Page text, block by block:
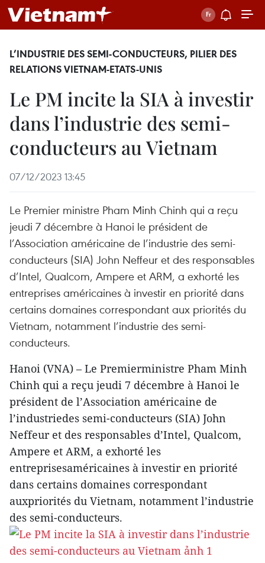
L’INDUSTRIE DES SEMI-CONDUCTEURS, PILIER DES
RELATIONS VIETNAM-ETATS-UNIS
Le PM incite la SIA à investir
dans l’industrie des semi-
conducteurs au Vietnam
07/12/2023 13:45
Le Premier ministre Pham Minh Chinh qui a reçu
jeudi 7 décembre à Hanoi le président de
l’Association américaine de l’industrie des semi-
conducteurs (SIA) John Neffeur et des responsables
d’Intel, Qualcom, Ampere et ARM, a exhorté les
entreprises américaines à investir en priorité dans
certains domaines correspondant aux priorités du
Vietnam, notamment l’industrie des semi-
conducteurs.
Hanoi (VNA) – Le Premierministre Pham Minh
Chinh qui a reçu jeudi 7 décembre à Hanoi le
président de l’Association américaine de
l’industriedes semi-conducteurs (SIA) John
Neffeur et des responsables d’Intel, Qualcom,
Ampere et ARM, a exhorté les
entreprisesaméricaines à investir en priorité
dans certains domaines correspondant
auxpriorités du Vietnam, notamment l’industrie
des semi-conducteurs.